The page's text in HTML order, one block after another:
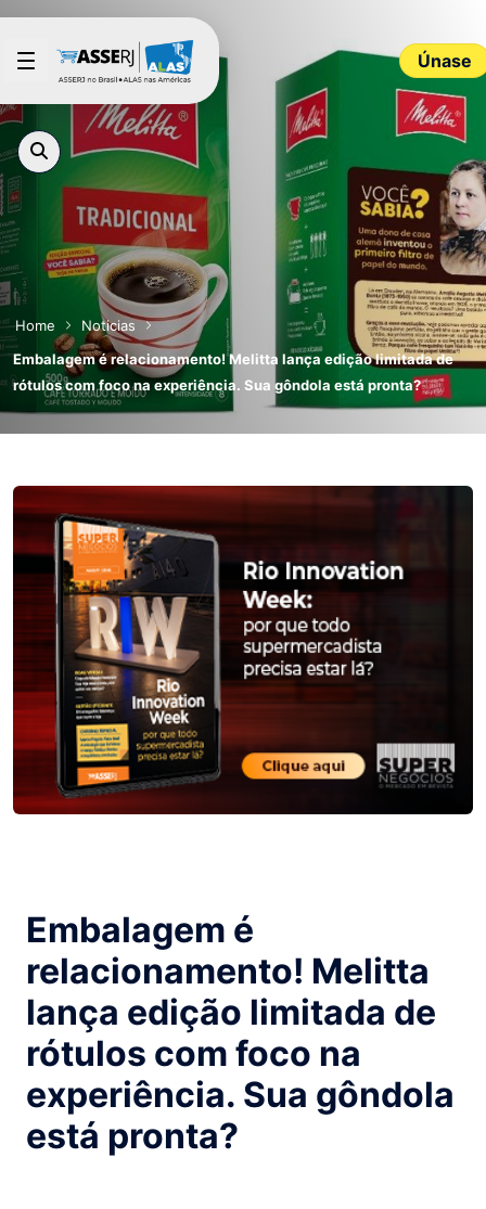
Saltar al contenido principal
Únase
Home
Noticias
Embalagem é relacionamento! Melitta lança edição limitada de
rótulos com foco na experiência. Sua gôndola está pronta?
Embalagem é
relacionamento! Melitta
lança edição limitada de
rótulos com foco na
experiência. Sua gôndola
está pronta?